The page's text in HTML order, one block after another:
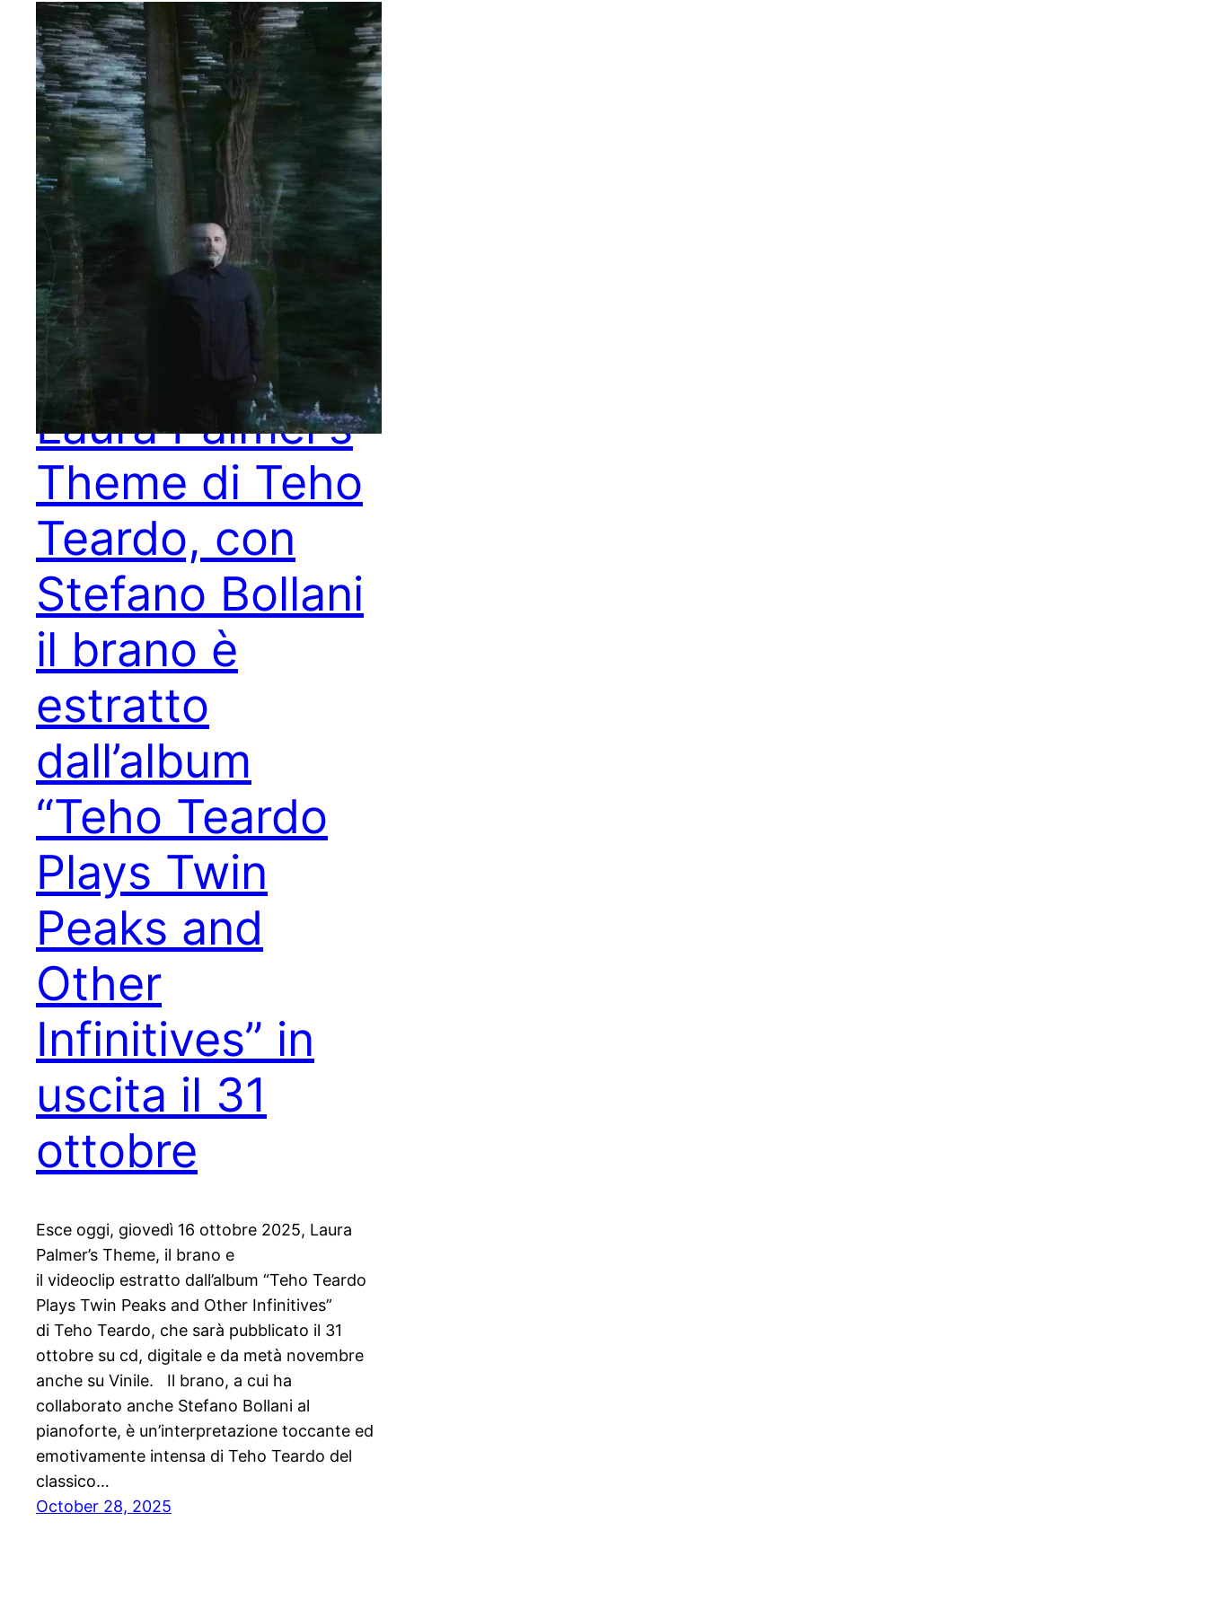
Laura Palmer’s
Theme di Teho
Teardo, con
Stefano Bollani
il brano è
estratto
dall’album
“Teho Teardo
Plays Twin
Peaks and
Other
Infinitives” in
uscita il 31
ottobre
Esce oggi, giovedì 16 ottobre 2025, Laura
Palmer’s Theme, il brano e
il videoclip estratto dall’album “Teho Teardo
Plays Twin Peaks and Other Infinitives”
di Teho Teardo, che sarà pubblicato il 31
ottobre su cd, digitale e da metà novembre
anche su Vinile. Il brano, a cui ha
collaborato anche Stefano Bollani al
pianoforte, è un’interpretazione toccante ed
emotivamente intensa di Teho Teardo del
classico…
October 28, 2025